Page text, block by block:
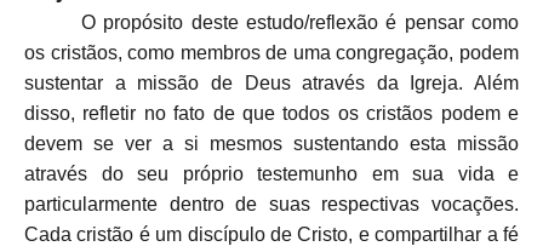
O propósito deste estudo/reflexão é pensar como
os cristãos, como membros de uma congregação, podem
sustentar a missão de Deus através da Igreja. Além
disso, refletir no fato de que todos os cristãos podem e
devem se ver a si mesmos sustentando esta missão
através do seu próprio testemunho em sua vida e
particularmente dentro de suas respectivas vocações.
Cada cristão é um discípulo de Cristo, e compartilhar a fé